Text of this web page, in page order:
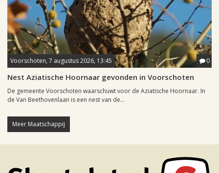
Voorschoten, 7 augustus 2026, 13:45 0
Nest Aziatische Hoornaar gevonden in Voorschoten
De gemeente Voorschoten waarschuwt voor de Aziatische Hoornaar. In
de Van Beethovenlaan is een nest van de...
Meer Maatschappij